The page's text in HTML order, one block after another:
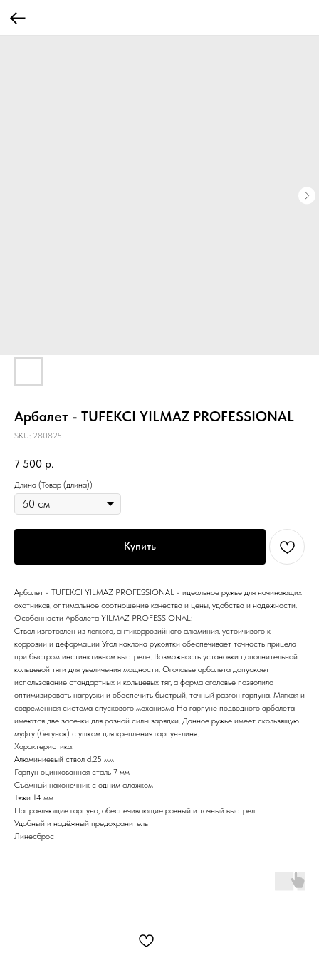
Арбалет - TUFEKCI YILMAZ PROFESSIONAL
SKU: 280825
7 500 р.
Длина (Товар (длина))
Купить
Арбалет - TUFEKCI YILMAZ PROFESSIONAL - идеальное ружье для начинающих
охотников, оптимальное соотношение качества и цены, удобства и надежности.
Особенности Арбалета YILMAZ PROFESSIONAL:
Ствол изготовлен из легкого, антикоррозийного алюминия, устойчивого к
коррозии и деформации Угол наклона рукоятки обеспечивает точность прицела
при быстром инстинктивном выстреле. Возможность установки дополнительной
кольцевой тяги для увеличения мощности. Оголовье арбалета допускает
использование стандартных и кольцевых тяг, а форма оголовье позволило
оптимизировать нагрузки и обеспечить быстрый, точный разгон гарпуна. Мягкая и
современная система спускового механизма На гарпуне подводного арбалета
имеются две засечки для разной силы зарядки. Данное ружье имеет скользящую
муфту (бегунок) с ушком для крепления гарпун-линя.
Характеристика:
Алюминиевый ствол d.25 мм
Гарпун оцинкованная сталь 7 мм
Съёмный наконечник с одним флажком
Тяжи 14 мм
Направляющие гарпуна, обеспечивающие ровный и точный выстрел
Удобный и надёжный предохранитель
Линесброс